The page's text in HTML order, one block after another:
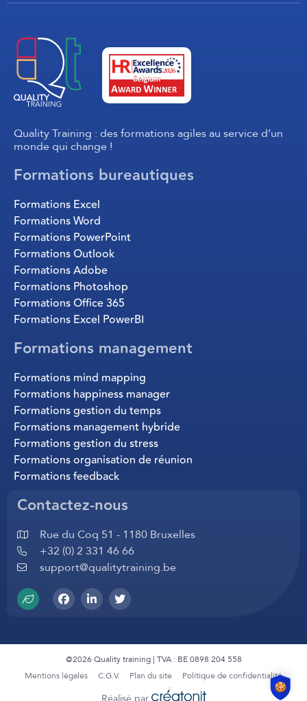
Quality Training : des formations agiles au service d’un
monde qui change !
Formations bureautiques
Formations Excel
Formations Word
Formations PowerPoint
Formations Outlook
Formations Adobe
Formations Photoshop
Formations Office 365
Formations Excel PowerBI
Formations management
Formations mind mapping
Formations happiness manager
Formations gestion du temps
Formations management hybride
Formations gestion du stress
Formations organisation de réunion
Formations feedback
Contactez-nous
Rue du Coq 51 - 1180 Bruxelles
+32 (0) 2 331 46 66
support@qualitytraining.be
@2026 Quality training | TVA : BE 0898 204 558
Mentions légales
C.G.V. Plan du site Politique de confidentialité
Réalisé par